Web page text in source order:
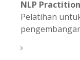
NLP
Pelatihan